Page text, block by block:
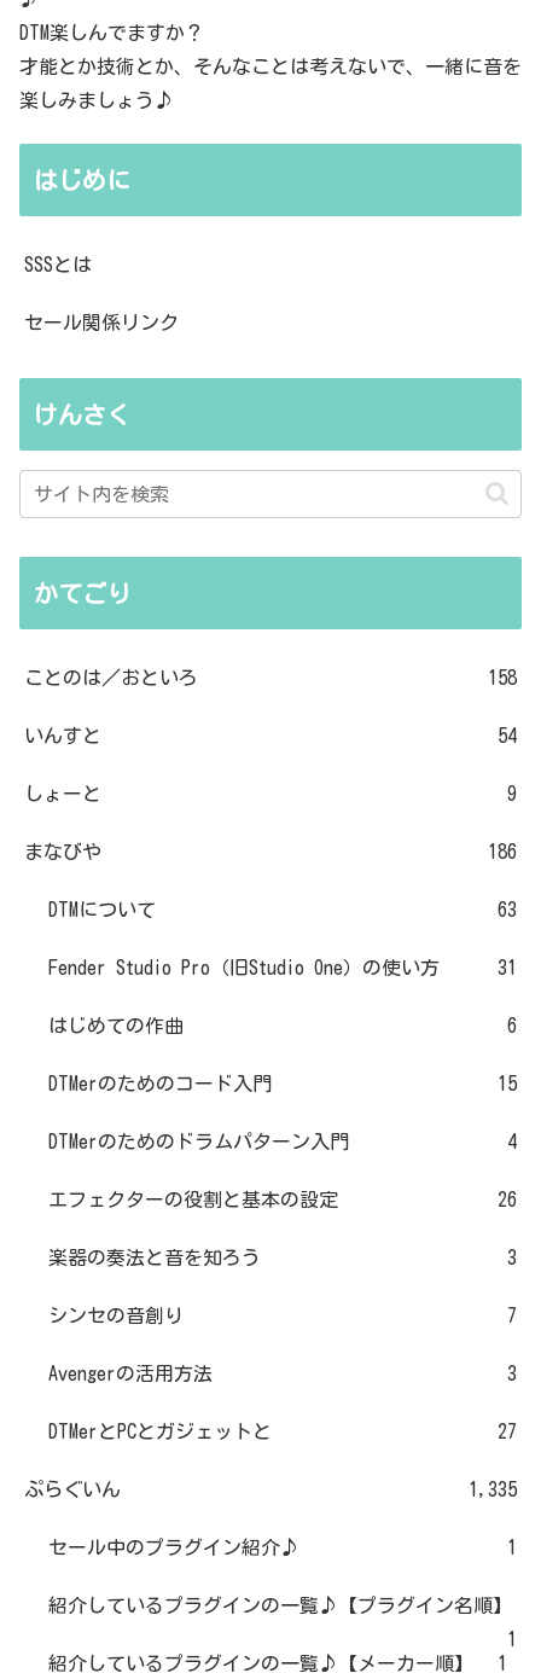
DTM楽しんでますか？
才能とか技術とか、そんなことは考えないで、一緒に音を
楽しみましょう♪
はじめに
SSSとは
セール関係リンク
けんさく
かてごり
ことのは／おといろ 158
いんすと 54
しょーと 9
まなびや 186
DTMについて 63
Fender Studio Pro（旧Studio One）の使い方 31
はじめての作曲 6
DTMerのためのコード入門 15
DTMerのためのドラムパターン入門 4
エフェクターの役割と基本の設定 26
楽器の奏法と音を知ろう 3
シンセの音創り 7
Avengerの活用方法 3
DTMerとPCとガジェットと 27
ぷらぐいん 1,335
セール中のプラグイン紹介♪ 1
紹介しているプラグインの一覧♪【プラグイン名順】
1
紹介しているプラグインの一覧♪【メーカー順】
1